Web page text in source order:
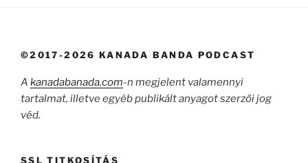
©2017-2026 KANADA BANDA PODCAST
A kanadabanada.com-n megjelent valamennyi
tartalmat, illetve egyéb publikált anyagot szerzői jog
véd.
SSL TITKOSÍTÁS